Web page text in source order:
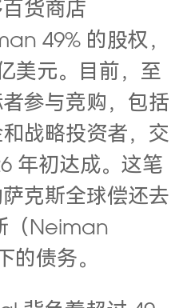
货商店
49% 的股权，
美元。目前，至
参与竞购，包括
战略投资者，交
年初达成。 这笔
克斯全球偿还去
（Neiman
的债务。